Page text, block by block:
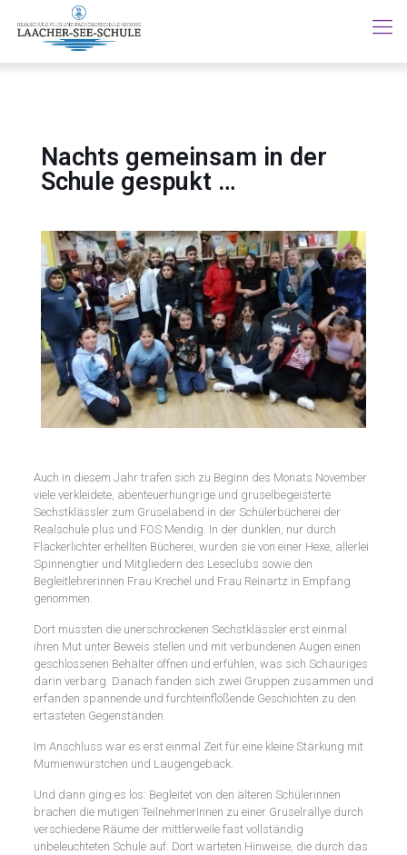
Nachts gemeinsam in der
Schule gespukt …
Auch in diesem Jahr trafen sich zu Beginn des Monats November
viele verkleidete, abenteuerhungrige und gruselbegeisterte
Sechstklässler zum Gruselabend in der Schülerbücherei der
Realschule plus und FOS Mendig. In der dunklen, nur durch
Flackerlichter erhellten Bücherei, wurden sie von einer Hexe, allerlei
Spinnengtier und Mitgliedern des Leseclubs sowie den
Begleitlehrerinnen Frau Krechel und Frau Reinartz in Empfang
genommen.
Dort mussten die unerschrockenen Sechstklässler erst einmal
ihren Mut unter Beweis stellen und mit verbundenen Augen einen
geschlossenen Behälter öffnen und erfühlen, was sich Schauriges
darin verbarg. Danach fanden sich zwei Gruppen zusammen und
erfanden spannende und furchteinflößende Geschichten zu den
ertasteten Gegenständen.
Im Anschluss war es erst einmal Zeit für eine kleine Stärkung mit
Mumienwürstchen und Laugengebäck.
Und dann ging es los: Begleitet von den älteren Schülerinnen
brachen die mutigen TeilnehmerInnen zu einer Gruselrallye durch
verschiedene Räume der mittlerweile fast vollständig
unbeleuchteten Schule auf. Dort warteten Hinweise, die durch das